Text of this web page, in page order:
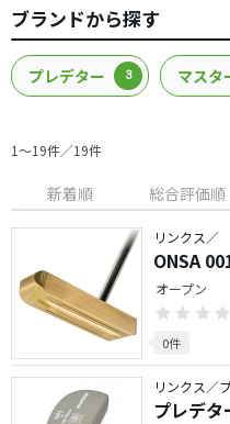
ブランドから探す
プレデター 3 マスタ
1〜19件／19件
新着順 総合評価順
リンクス／
ONSA
オープン
0件
リンクス／
プレデタ